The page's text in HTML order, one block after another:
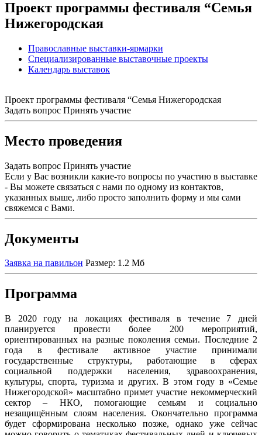
Проект программы фестиваля “Семья
Нижегородская
Православные выставки-ярмарки
Специализированные выставочные проекты
Календарь выставок
Проект программы фестиваля “Семья Нижегородская
Задать вопрос Принять участие
Место проведения
Задать вопрос Принять участие
Если у Вас возникли какие-то вопросы по участию в выставке
- Вы можете связаться с нами по одному из контактов,
указанных выше, либо просто заполнить форму и мы сами
свяжемся с Вами.
Документы
Заявка на павильон Размер: 1.2 Мб
Программа
В 2020 году на локациях фестиваля в течение 7 дней
планируется провести более 200 мероприятий,
ориентированных на разные поколения семьи. Последние 2
года в фестивале активное участие принимали
государственные структуры, работающие в сферах
социальной поддержки населения, здравоохранения,
культуры, спорта, туризма и других. В этом году в «Семье
Нижегородской» масштабно примет участие некоммерческий
сектор – НКО, помогающие семьям и социально
незащищённым слоям населения. Окончательно программа
будет сформирована несколько позже, однако уже сейчас